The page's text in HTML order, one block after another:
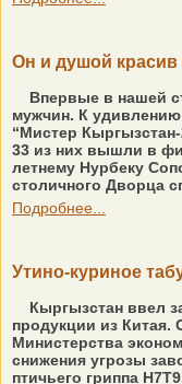
Он и душой красив
Впервые в нашей
мужчин. К удивлению
“Мистер
33 из них вышли в
летнему Нурбеку
столичного Дворца
Подробнее...
Утино-куриное
Кыргызстан ввел
продукции из Китая.
Министерства
снижения угрозы
птичьего гриппа